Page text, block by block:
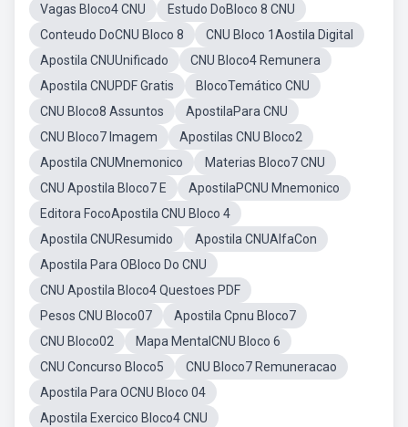
Vagas Bloco4 CNU
Estudo DoBloco 8 CNU
Conteudo DoCNU Bloco 8
CNU Bloco 1Aostila Digital
Apostila CNUUnificado
CNU Bloco4 Remunera
Apostila CNUPDF Gratis
BlocoTemático CNU
CNU Bloco8 Assuntos
ApostilaPara CNU
CNU Bloco7 Imagem
Apostilas CNU Bloco2
Apostila CNUMnemonico
Materias Bloco7 CNU
CNU Apostila Bloco7 E
ApostilaPCNU Mnemonico
Editora FocoApostila CNU Bloco 4
Apostila CNUResumido
Apostila CNUAlfaCon
Apostila Para OBloco Do CNU
CNU Apostila Bloco4 Questoes PDF
Pesos CNU Bloco07
Apostila Cpnu Bloco7
CNU Bloco02
Mapa MentalCNU Bloco 6
CNU Concurso Bloco5
CNU Bloco7 Remuneracao
Apostila Para OCNU Bloco 04
Apostila Exercico Bloco4 CNU